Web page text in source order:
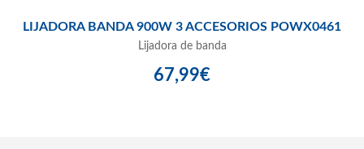
LIJADORA BANDA 900W 3 ACCESORIOS POWX0461
Lijadora de banda
67,99€